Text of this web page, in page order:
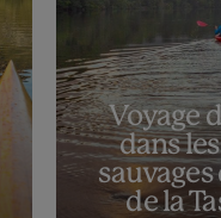
Voyage
dans
de la